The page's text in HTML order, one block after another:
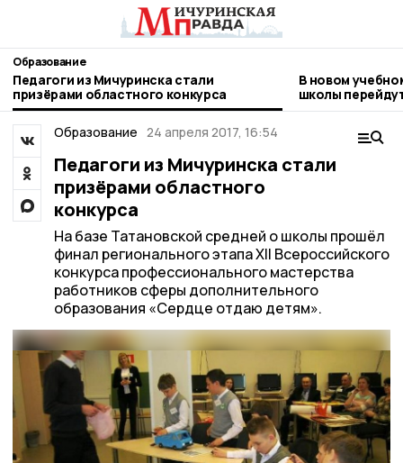
Образование
Педагоги из Мичуринска стали
призёрами областного конкурса
В новом
школы
Образование 24 апреля 2017, 16:54
Педагоги из Мичуринска стали
призёрами областного
конкурса
На базе Татановской средней о школы прошёл
финал регионального этапа XII Всероссийского
конкурса профессионального мастерства
работников сферы дополнительного
образования «Сердце отдаю детям».